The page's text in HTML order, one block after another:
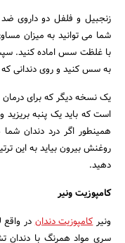
زنجبیل و فلفل دو داروی
شما می توانید به میزان
با غلظت سس اماده کنید.
به سس کنید و روی دندانی که
یک نسخه دیگر که برای
است که باید یک پنبه بریزید
همینطور اگر درد دندان
روغنش بیرون بیاید به این
دهید.
کامپوزیت ونیر
ونیرکامپوزیت دنداندر
سری مواد همرنگ با دندان